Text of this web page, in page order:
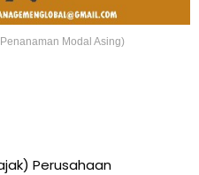
Modal Asing)
Perusahaan